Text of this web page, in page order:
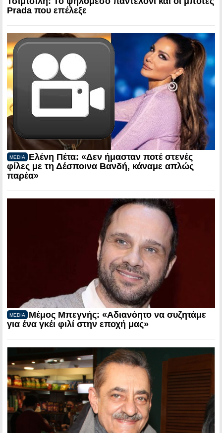
Prada που επέλεξε
MEDIA
Ελένη Πέτα: «Δεν ήμασταν ποτέ στενές
φίλες με τη Δέσποινα Βανδή, κάναμε απλώς
παρέα»
MEDIA
Μέμος Μπεγνής: «Αδιανόητο να συζητάμε
για ένα γκέι φιλί στην εποχή μας»